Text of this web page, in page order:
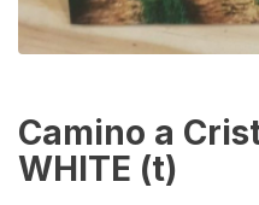
Camino a
WHITE (t)